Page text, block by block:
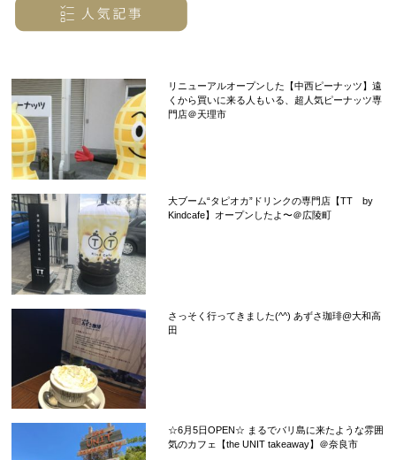
リニューアルオープンした【中西ピーナッツ】遠
くから買いに来る人もいる、超人気ピーナッツ専
門店＠天理市
大ブーム“タピオカ”ドリンクの専門店【TT by
Kindcafe】オープンしたよ〜＠広陵町
さっそく行ってきました(^^) あずさ珈琲@大和高
田
☆6月5日OPEN☆ まるでバリ島に来たような雰囲
気のカフェ【the UNIT takeaway】＠奈良市